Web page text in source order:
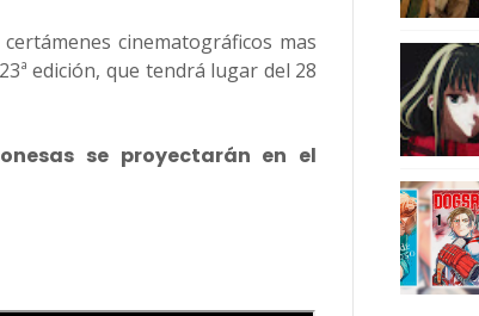
cinematográficos mas
edición, que tendrá lugar del 28
se proyectarán en el